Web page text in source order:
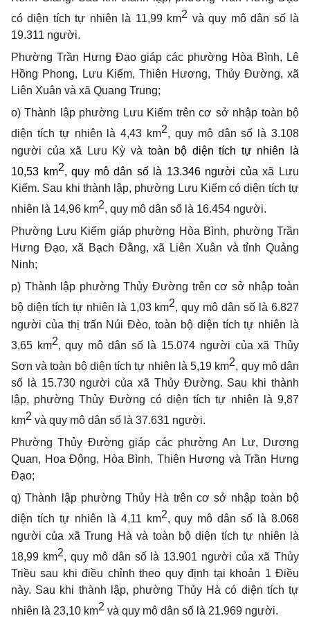
có diện tích tự nhiên là 11,99 km2 và quy mô dân số là
19.311 người.
Phường Trần Hưng Đạo giáp các phường Hòa Bình, Lê
Hồng Phong, Lưu Kiếm, Thiên Hương, Thủy Đường, xã
Liên Xuân và xã Quang Trung;
o)Thành lập phường Lưu Kiếm trên cơ sở nhập toàn bộ
diện tích tự nhiên là 4,43 km2, quy mô dân số là 3.108
người của xã Lưu Kỳ và toàn bộ diện tích tự nhiên là
10,53 km2, quy mô dân số là 13.346 người củaxã Lưu
Kiếm. Sau khi thành lập, phường Lưu Kiếmcó diện tích tự
nhiên là 14,96 km2, quy mô dân số là 16.454 người.
Phường Lưu Kiếm giáp phường Hòa Bình, phường Trần
Hưng Đạo, xã Bạch Đằng, xã Liên Xuân và tỉnh Quảng
Ninh;
p) Thành lập phường Thủy Đường trên cơ sở nhập toàn
bộ diện tích tự nhiên là 1,03 km2, quy mô dân số là 6.827
người của thị trấn Núi Đèo, toàn bộ diện tích tự nhiên là
3,65 km2, quy mô dân số là 15.074 người của xã Thủy
Sơn và toàn bộ diện tích tự nhiên là 5,19 km2, quy mô dân
số là 15.730 người của xã Thủy Đường. Sau khi thành
lập, phường Thủy Đường có diện tích tự nhiên là 9,87
km2 và quy mô dân số là 37.631 người.
Phường Thủy Đường giáp các phường An Lư, Dương
Quan, Hoa Động, Hòa Bình, Thiên Hương và Trần Hưng
Đạo;
q) Thành lập phường Thủy Hà trên cơ sở nhập toàn bộ
diện tích tự nhiên là 4,11 km2, quy mô dân số là 8.068
người của xã Trung Hà và toàn bộ diện tích tự nhiên là
18,99 km2, quy mô dân số là 13.901 người của xã Thủy
Triều sau khi điều chỉnh theo quy định tại khoản 1 Điều
này. Sau khi thành lập, phường Thủy Hà có diện tích tự
nhiên là 23,10 km2 và quy mô dân số là 21.969 người.